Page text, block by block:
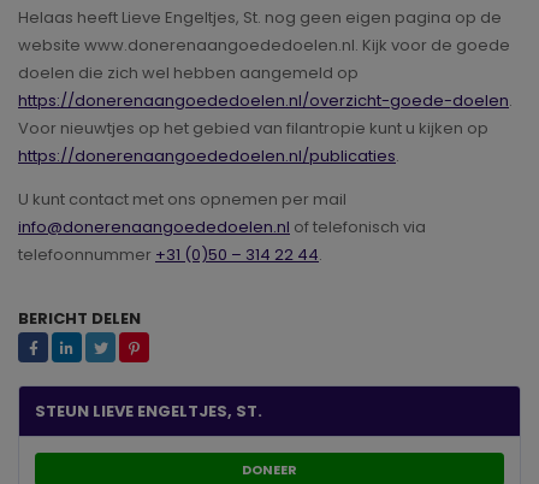
Helaas heeft Lieve Engeltjes, St. nog geen eigen pagina op de
website www.donerenaangoededoelen.nl. Kijk voor de goede
doelen die zich wel hebben aangemeld op
https://donerenaangoededoelen.nl/overzicht-goede-doelen.
Voor nieuwtjes op het gebied van filantropie kunt u kijken op
https://donerenaangoededoelen.nl/publicaties.
U kunt contact met ons opnemen per mail
info@donerenaangoededoelen.nl of telefonisch via
telefoonnummer +31 (0)50 – 314 22 44.
BERICHT DELEN
STEUN LIEVE ENGELTJES, ST.
DONEER